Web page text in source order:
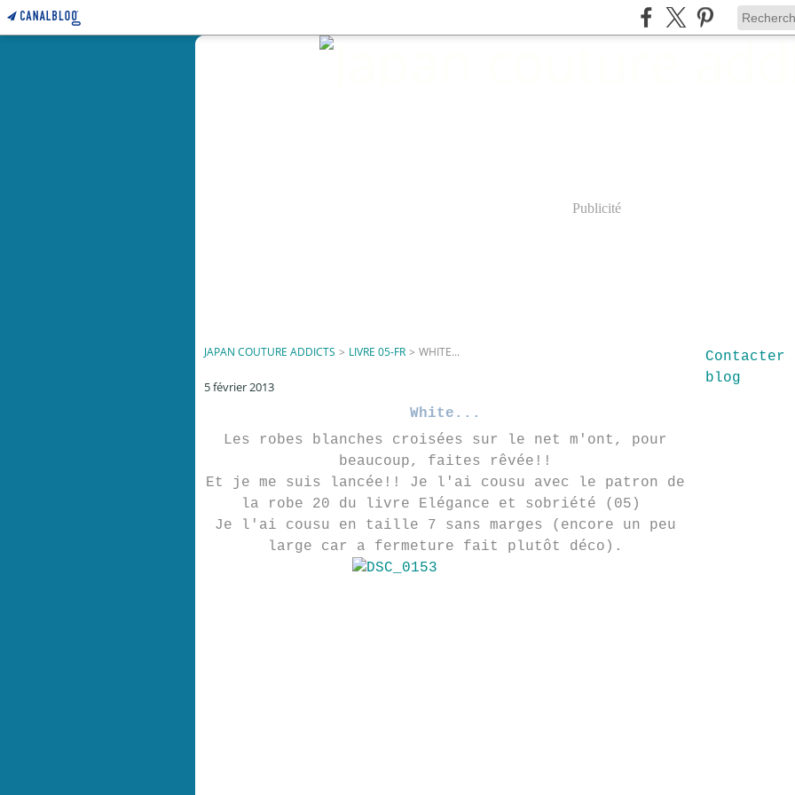
Publicité
JAPAN COUTURE ADDICTS > LIVRE 05-FR > WHITE...
5 février 2013
White...
Les robes blanches croisées sur le net m'ont, pour
beaucoup, faites rêvée!!
Et je me suis lancée!! Je l'ai cousu avec le patron de
la robe 20 du livre Elégance et sobriété (05)
Je l'ai cousu en taille 7 sans marges (encore un peu
large car a fermeture fait plutôt déco).
blog